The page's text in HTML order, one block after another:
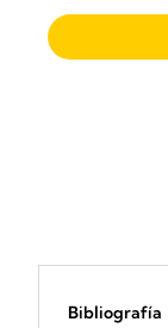
estrellas.
92
Bibliografía